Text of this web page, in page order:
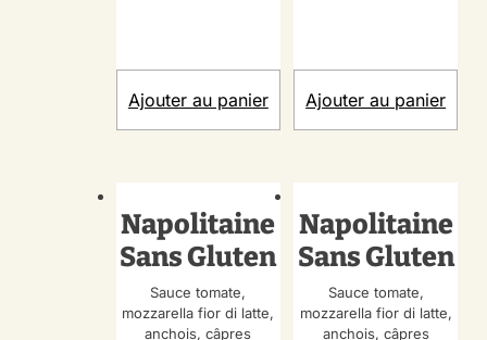
Ajouter au panier Ajouter au panier
Napolitaine
Sans Gluten
Sauce tomate,
mozzarella fior di latte,
anchois, câpres
Napolitaine
Sans Gluten
Sauce tomate,
mozzarella fior di latte,
anchois, câpres